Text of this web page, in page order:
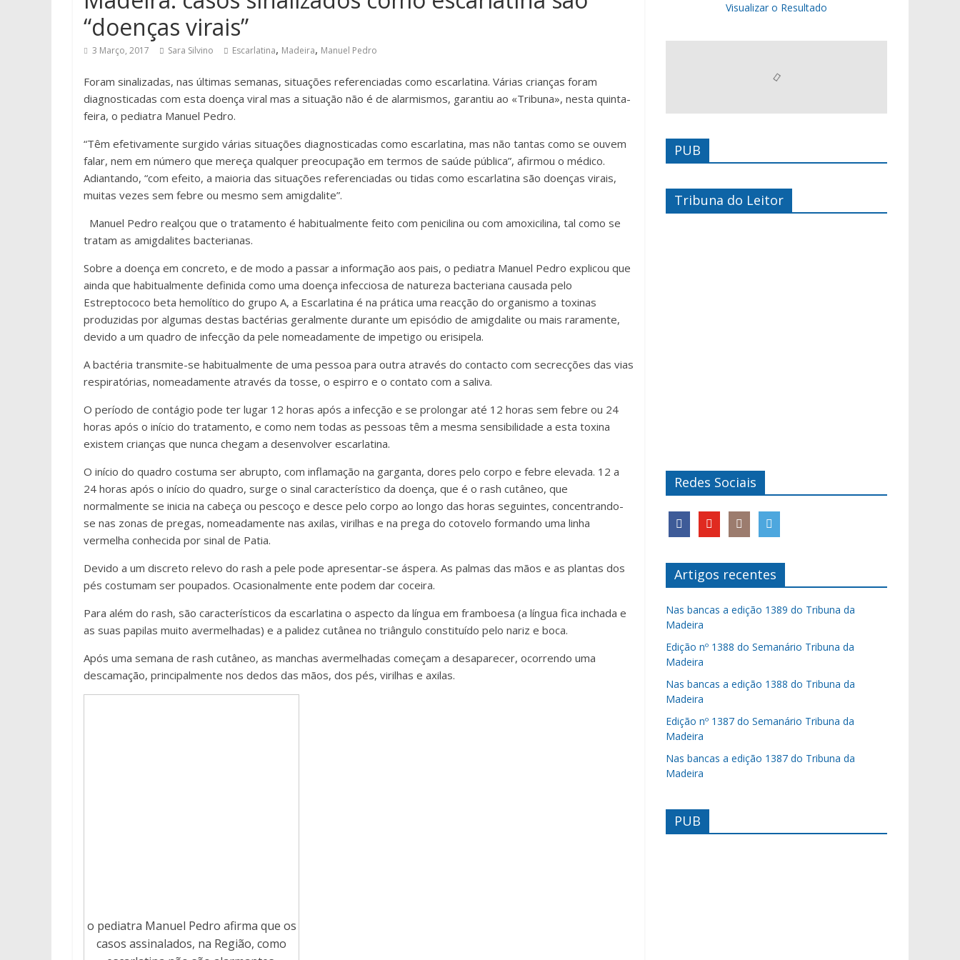
“doenças virais”
3 Março, 2017 Sara Silvino Escarlatina, Madeira, Manuel Pedro
Foram sinalizadas, nas últimas semanas, situações referenciadas como escarlatina. Várias crianças foram
diagnosticadas com esta doença viral mas a situação não é de alarmismos, garantiu ao «Tribuna», nesta quinta-
feira, o pediatra Manuel Pedro.
“Têm efetivamente surgido várias situações diagnosticadas como escarlatina, mas não tantas como se ouvem
falar, nem em número que mereça qualquer preocupação em termos de saúde pública”, afirmou o médico.
Adiantando, “com efeito, a maioria das situações referenciadas ou tidas como escarlatina são doenças virais,
muitas vezes sem febre ou mesmo sem amigdalite”.
Manuel Pedro realçou que o tratamento é habitualmente feito com penicilina ou com amoxicilina, tal como se
tratam as amigdalites bacterianas.
Sobre a doença em concreto, e de modo a passar a informação aos pais, o pediatra Manuel Pedro explicou que
ainda que habitualmente definida como uma doença infecciosa de natureza bacteriana causada pelo
Estreptococo beta hemolítico do grupo A, a Escarlatina é na prática uma reacção do organismo a toxinas
produzidas por algumas destas bactérias geralmente durante um episódio de amigdalite ou mais raramente,
devido a um quadro de infecção da pele nomeadamente de impetigo ou erisipela.
A bactéria transmite-se habitualmente de uma pessoa para outra através do contacto com secrecções das vias
respiratórias, nomeadamente através da tosse, o espirro e o contato com a saliva.
O período de contágio pode ter lugar 12 horas após a infecção e se prolongar até 12 horas sem febre ou 24
horas após o início do tratamento, e como nem todas as pessoas têm a mesma sensibilidade a esta toxina
existem crianças que nunca chegam a desenvolver escarlatina.
O início do quadro costuma ser abrupto, com inflamação na garganta, dores pelo corpo e febre elevada. 12 a
24 horas após o início do quadro, surge o sinal característico da doença, que é o rash cutâneo, que
normalmente se inicia na cabeça ou pescoço e desce pelo corpo ao longo das horas seguintes, concentrando-
se nas zonas de pregas, nomeadamente nas axilas, virilhas e na prega do cotovelo formando uma linha
vermelha conhecida por sinal de Patia.
Devido a um discreto relevo do rash a pele pode apresentar-se áspera. As palmas das mãos e as plantas dos
pés costumam ser poupados. Ocasionalmente ente podem dar coceira.
Para além do rash, são característicos da escarlatina o aspecto da língua em framboesa (a língua fica inchada e
as suas papilas muito avermelhadas) e a palidez cutânea no triângulo constituído pelo nariz e boca.
Após uma semana de rash cutâneo, as manchas avermelhadas começam a desaparecer, ocorrendo uma
descamação, principalmente nos dedos das mãos, dos pés, virilhas e axilas.
o pediatra Manuel Pedro afirma que os
casos assinalados, na Região, como
Visualizar o Resultado
PUB
Tribuna do Leitor
Redes Sociais
Artigos recentes
Nas bancas a edição 1389 do Tribuna da
Madeira
Edição nº 1388 do Semanário Tribuna da
Madeira
Nas bancas a edição 1388 do Tribuna da
Madeira
Edição nº 1387 do Semanário Tribuna da
Madeira
Nas bancas a edição 1387 do Tribuna da
Madeira
PUB